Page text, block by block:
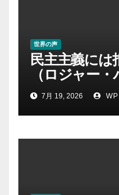
世界の声
民主主義には
（ロジャー
｜クリス・ヘ
7月 19, 2026